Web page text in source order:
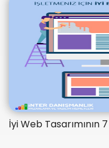
İyi Web Tasarımının